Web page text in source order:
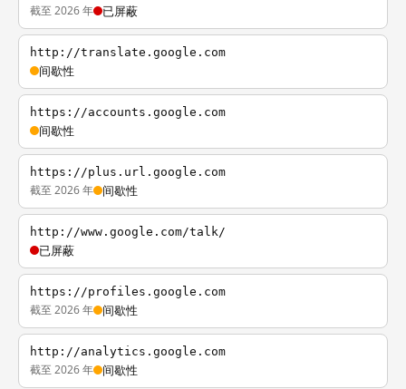
截至 2026 年 已屏蔽
http://translate.google.com
间歇性
https://accounts.google.com
间歇性
https://plus.url.google.com
截至 2026 年 间歇性
http://www.google.com/talk/
已屏蔽
https://profiles.google.com
截至 2026 年 间歇性
http://analytics.google.com
截至 2026 年 间歇性